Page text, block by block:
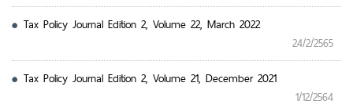
Tax Policy Journal Edition 2, Volume 22, March 2022
24/2/2565
Tax Policy Journal Edition 2, Volume 21, December 2021
1/12/2564